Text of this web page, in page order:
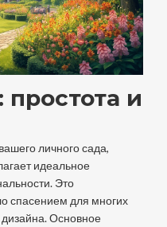
и
личного сада,
идеальное
Это
спасением для многих
Основное